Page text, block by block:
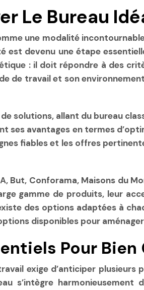
Le Bureau
une modalité
est devenu une étape
: il doit répondre à des
de travail et son
solutions, allant du bureau
ses avantages en termes
fiables et les offres
But, Conforama, Maisons du
gamme de produits, leur
des options adaptées à
disponibles pour
Pour
exige d’anticiper plusieurs
s’intègre harmonieusement